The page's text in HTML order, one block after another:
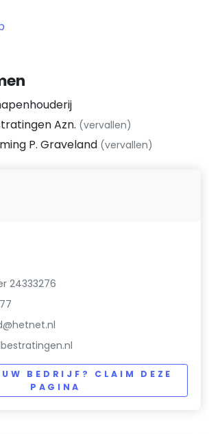
Azn. (vervallen)
P. Graveland (vervallen)
24333276
BEDRIJF? CLAIM DEZE
PAGINA